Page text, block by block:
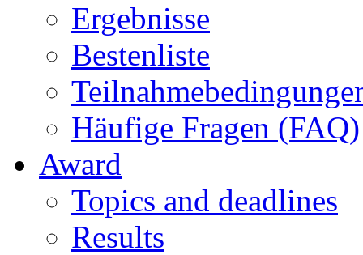
Ergebnisse
Bestenliste
Häufige Fragen (FAQ)
Award
Topics and deadlines
Results